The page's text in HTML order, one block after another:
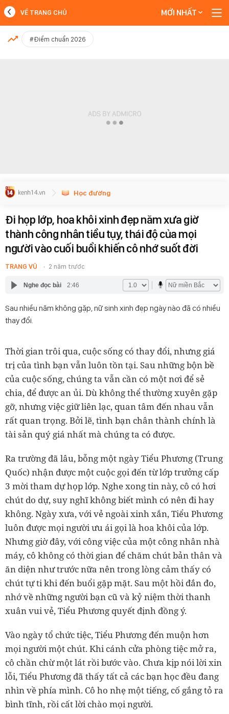
MỚI NHẤT
VỀ TRANG CHỦ MỚI NHẤT
#Điểm chuẩn 2026
Học đường
Đi họp lớp, hoa khôi xinh đẹp năm xưa giờ
thành công nhân tiều tụy, thái độ của mọi
người vào cuối buổi khiến cô nhớ suốt đời
TRANG VŨ 2 năm trước
Nghe đọc bài 2:46
Sau nhiều năm không gặp, nữ sinh xinh đẹp ngày nào đã có nhiều
thay đổi.
Thời gian trôi qua, cuộc sống có thay đổi, nhưng giá
trị của tình bạn vẫn luôn tồn tại. Sau những bộn bề
của cuộc sống, chúng ta vẫn cần có một nơi để sẻ
chia, để được an ủi. Dù không thể thường xuyên gặp
gỡ, nhưng việc giữ liên lạc, quan tâm đến nhau vẫn
rất quan trọng. Bởi lẽ, tình bạn chân thành chính là
tài sản quý giá nhất mà chúng ta có được.
Ra trường đã lâu, bỗng một ngày Tiểu Phương (Trung
Quốc) nhận được một cuộc gọi đến từ lớp trưởng cấp
3 mời tham dự họp lớp. Nghe xong tin này, cô có hơi
chút do dự, suy nghĩ không biết mình có nên đi hay
không. Ngày xưa, với vẻ ngoài xinh xắn, Tiểu Phương
luôn được mọi người ưu ái gọi là hoa khôi của lớp.
Nhưng giờ đây, với công việc của một công nhân nhà
máy, cô không có thời gian để chăm chút bản thân và
ăn diện như trước nữa nên trong lòng cảm thấy có
chút tự ti khi đến buổi gặp mặt. Sau một hồi đắn đo,
nhớ về những người bạn cũ và kỷ niệm thời thanh
xuân vui vẻ, Tiểu Phương quyết định đồng ý.
Vào ngày tổ chức tiệc, Tiểu Phương đến muộn hơn
mọi người một chút. Khi cánh cửa phòng tiệc mở ra,
cô chần chừ một lát rồi bước vào. Chưa kịp nói lời xin
lỗi, Tiểu Phương đã thấy tất cả các bạn học đều đang
nhìn về phía mình. Cô ho nhẹ một tiếng, cố gắng tỏ ra
bình tĩnh, rồi cất lời chào mọi người.